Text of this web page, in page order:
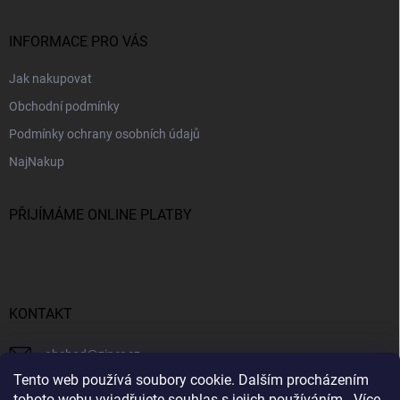
Tento web používá soubory cookie. Dalším procházením
INFORMACE PRO VÁS
Jak nakupovat
Obchodní podmínky
Podmínky ochrany osobních údajů
NajNakup
PŘIJÍMÁME ONLINE PLATBY
KONTAKT
obchod@ziner.cz
728 355 665